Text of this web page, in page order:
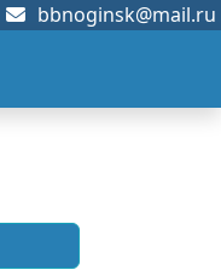
bbnoginsk@mail.ru